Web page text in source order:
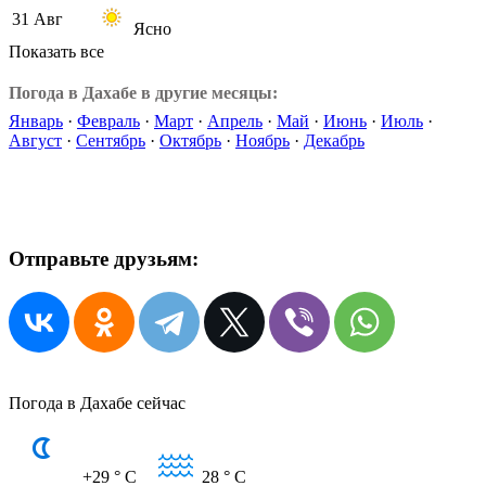
31 Авг
Ясно
Показать все
Погода в Дахабе в другие месяцы:
Январь · Февраль · Март · Апрель · Май · Июнь · Июль ·
Август · Сентябрь · Октябрь · Ноябрь · Декабрь
Отправьте друзьям:
Погода в Дахабе сейчас
+29 ° C 28 ° C